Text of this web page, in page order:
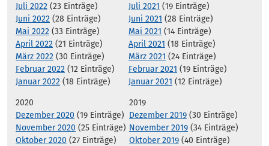
Juli 2022 (23 Einträge)
Juni 2022 (28 Einträge)
Mai 2022 (33 Einträge)
April 2022 (21 Einträge)
März 2022 (30 Einträge)
Februar 2022 (12 Einträge)
Januar 2022 (18 Einträge)
Juli 2021 (19 Einträge)
Juni 2021 (28 Einträge)
Mai 2021 (14 Einträge)
April 2021 (18 Einträge)
März 2021 (24 Einträge)
Februar 2021 (19 Einträge)
Januar 2021 (12 Einträge)
2020
Dezember 2020 (19 Einträge)
November 2020 (25 Einträge)
Oktober 2020 (27 Einträge)
2019
Dezember 2019 (30 Einträge)
November 2019 (34 Einträge)
Oktober 2019 (40 Einträge)